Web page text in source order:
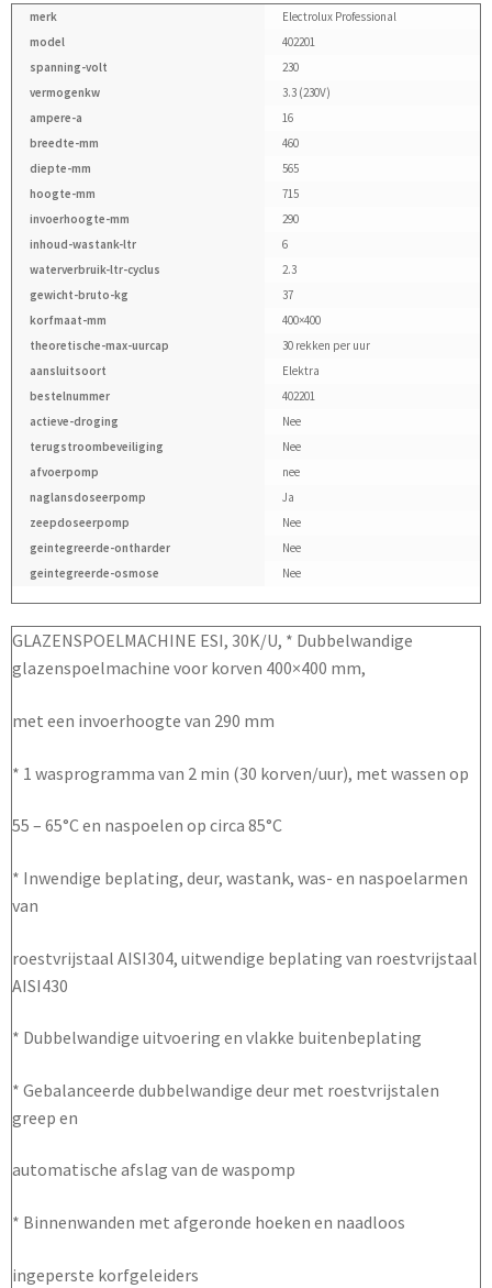
merk
Electrolux Professional
model
402201
spanning-volt
230
vermogenkw
3.3 (230V)
ampere-a
16
breedte-mm
460
diepte-mm
565
hoogte-mm
715
invoerhoogte-mm
290
inhoud-wastank-ltr
6
waterverbruik-ltr-cyclus
2.3
gewicht-bruto-kg
37
korfmaat-mm
400×400
theoretische-max-uurcap
30 rekken per uur
aansluitsoort
Elektra
bestelnummer
402201
actieve-droging
Nee
terugstroombeveiliging
Nee
afvoerpomp
nee
naglansdoseerpomp
Ja
zeepdoseerpomp
Nee
geintegreerde-ontharder
Nee
geintegreerde-osmose
Nee
GLAZENSPOELMACHINE ESI, 30K/U, * Dubbelwandige
glazenspoelmachine voor korven 400×400 mm,
met een invoerhoogte van 290 mm
* 1 wasprogramma van 2 min (30 korven/uur), met wassen op
55 – 65°C en naspoelen op circa 85°C
* Inwendige beplating, deur, wastank, was- en naspoelarmen
van
roestvrijstaal AISI304, uitwendige beplating van roestvrijstaal
AISI430
* Dubbelwandige uitvoering en vlakke buitenbeplating
* Gebalanceerde dubbelwandige deur met roestvrijstalen
greep en
automatische afslag van de waspomp
* Binnenwanden met afgeronde hoeken en naadloos
ingeperste korfgeleiders